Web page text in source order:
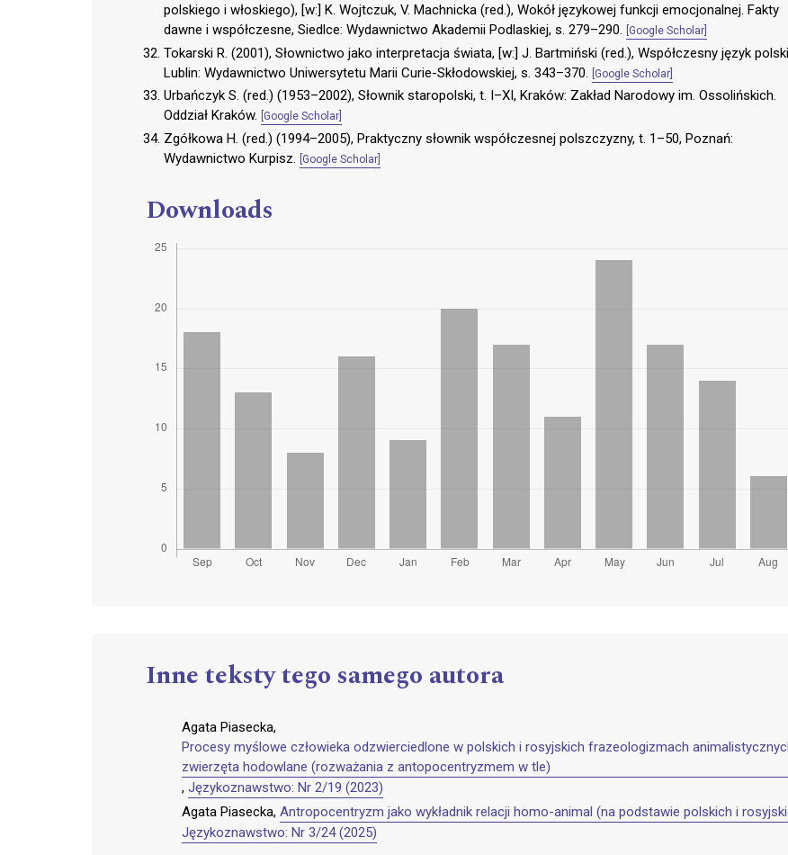
polskiego i włoskiego), [w:] K. Wojtczuk, V. Machnicka (red.), Wokół językowej funkcji emocjonalnej. Fakty
dawne i współczesne, Siedlce: Wydawnictwo Akademii Podlaskiej, s. 279–290.
[Google Scholar]
Tokarski R. (2001), Słownictwo jako interpretacja świata, [w:] J. Bartmiński (red.), Współczesny język
Lublin: Wydawnictwo Uniwersytetu Marii Curie-Skłodowskiej, s. 343–370.
[Google Scholar]
Urbańczyk S. (red.) (1953–2002), Słownik staropolski, t. I–XI, Kraków: Zakład Narodowy im. Ossolińskich.
Oddział Kraków.
[Google Scholar]
Zgółkowa H. (red.) (1994–2005), Praktyczny słownik współczesnej polszczyzny, t. 1–50, Poznań:
Wydawnictwo Kurpisz.
[Google Scholar]
Downloads
Inne teksty tego samego autora
Agata Piasecka,
Procesy myślowe człowieka odzwierciedlone w polskich i rosyjskich frazeologizmach
zwierzęta hodowlane (rozważania z antopocentryzmem w tle)
, Językoznawstwo: Nr 2/19 (2023)
Agata Piasecka, Antropocentryzm jako wykładnik relacji homo-animal (na podstawie polskich i
Językoznawstwo: Nr 3/24 (2025)